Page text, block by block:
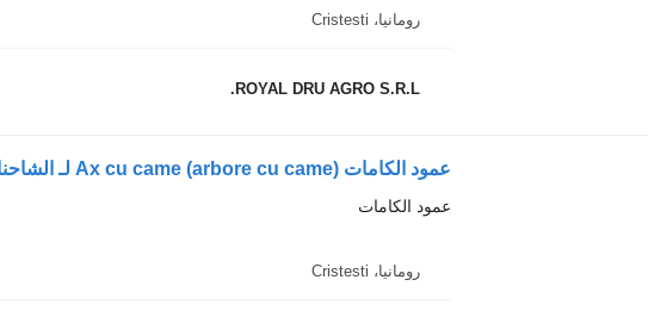
رومانيا، Cristesti
ROYAL DRU AGRO S.R.L.
عمود الكامات
رومانيا، Cristesti